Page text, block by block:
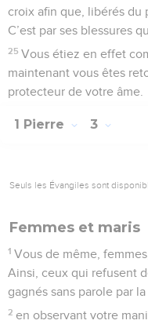
croix afin que, libérés du
C’est par ses blessures
25 Vous étiez en effet
maintenant vous êtes
protecteur de votre âme.
1 Pierre 3
Seuls les Évangiles sont
Femmes et maris
1 Vous de même,
Ainsi, ceux qui refusent
gagnés sans parole par
2 en observant votre